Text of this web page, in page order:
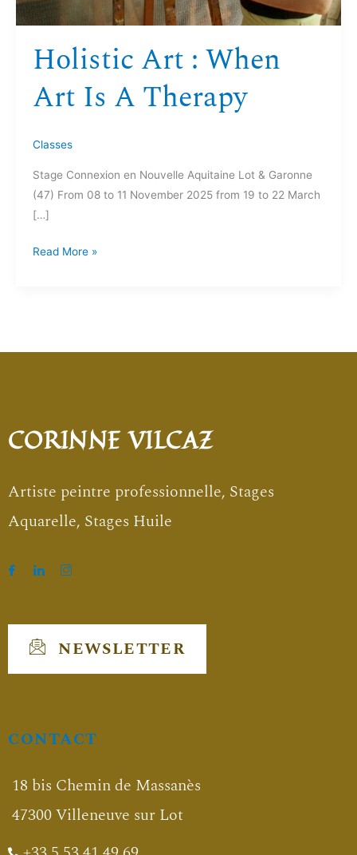
Holistic Art : When
Art Is A Therapy
Classes
Stage Connexion en Nouvelle Aquitaine Lot & Garonne
(47) From 08 to 11 November 2025 from 19 to 22 March
[…]
Read More »
CORINNE VILCAZ
Artiste peintre professionnelle, Stages
Aquarelle, Stages Huile
NEWSLETTER
CONTACT
18 bis Chemin de Massanès
47300 Villeneuve sur Lot